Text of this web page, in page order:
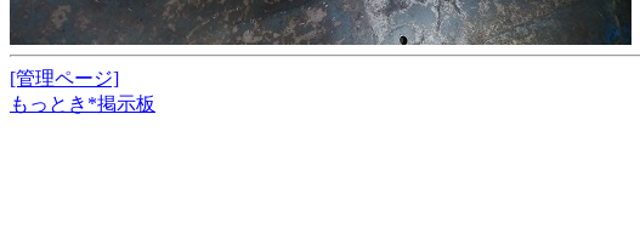
[管理ページ]
もっとき*掲示板